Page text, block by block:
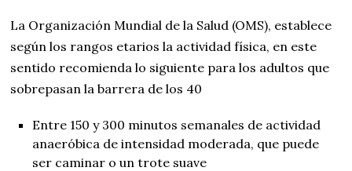
La Organización Mundial de la Salud (OMS), establece
según los rangos etarios la actividad física, en este
sentido recomienda lo siguiente para los adultos que
sobrepasan la barrera de los 40
Entre 150 y 300 minutos semanales de actividad
anaeróbica de intensidad moderada, que puede
ser caminar o un trote suave